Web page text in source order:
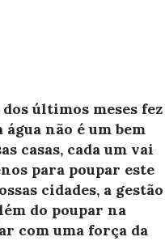
últimos meses fez
não é um bem
casas, cada um vai
para poupar este
cidades, a gestão
do poupar na
com uma força da